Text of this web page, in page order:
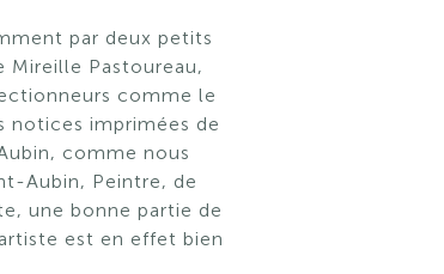
par deux petits
Mireille Pastoureau,
comme le
notices imprimées de
comme nous
Aubin, Peintre, de
une bonne partie de
est en effet bien